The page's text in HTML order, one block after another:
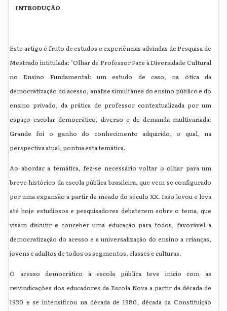
INTRODUÇÃO
Este artigo é fruto de estudos e experiências advindas de Pesquisa de
Mestrado intitulada: "Olhar de Professor Face à Diversidade Cultural
no Ensino Fundamental: um estudo de caso, na ótica da
democratização do acesso, análise simultânea do ensino público e do
ensino privado, da prática de professor contextualizada por um
espaço escolar democrático, diverso e de demanda multivariada.
Grande foi o ganho do conhecimento adquirido, o qual, na
perspectiva atual, pontua esta temática.
Ao abordar a temática, fez-se necessário voltar o olhar para um
breve histórico da escola pública brasileira, que vem se configurado
por uma expansão a partir de meado do século XX. Isso levou e leva
até hoje estudiosos e pesquisadores debaterem sobre o tema, que
visam discutir e conceber uma educação para todos, favorável a
democratização do acesso e a universalização do ensino a crianças,
jovens e adultos de todos os segmentos, classes e culturas.
O acesso democrático à escola pública teve início com as
reivindicações dos educadores da Escola Nova a partir da década de
1930 e se intensificou na década de 1980, década da Constituição